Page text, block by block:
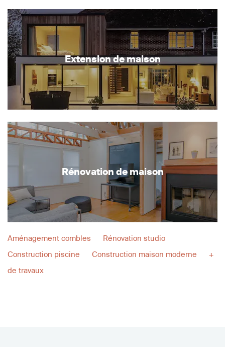
Extension de maison
Rénovation de maison
Aménagement combles
Rénovation studio
Construction piscine
Construction maison moderne
+
de travaux